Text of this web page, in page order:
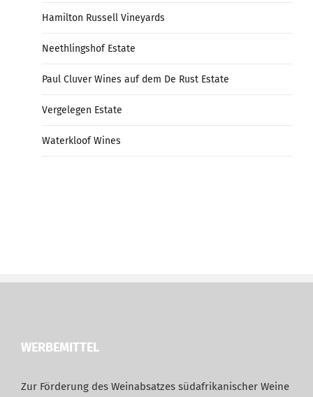
Hamilton Russell Vineyards
Neethlingshof Estate
Paul Cluver Wines auf dem De Rust Estate
Vergelegen Estate
Waterkloof Wines
WERBEMITTEL
Zur Förderung des Weinabsatzes südafrikanischer Weine